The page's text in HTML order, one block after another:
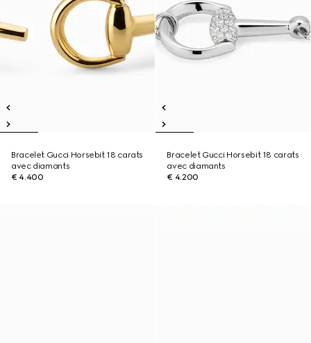
Bracelet Gucci Horsebit 18 carats
avec diamants
€ 4.400
Bracelet Gucci Horsebit 18 carats
avec diamants
€ 4.200